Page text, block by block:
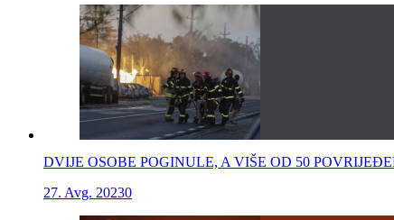
DVIJE OSOBE POGINULE, A VIŠE OD 50
27. Avg. 20230